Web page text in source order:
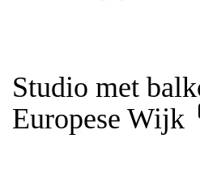
Studio met
Europese Wijk